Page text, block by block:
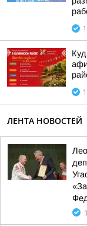
ЛЕНТА НОВОСТЕЙ